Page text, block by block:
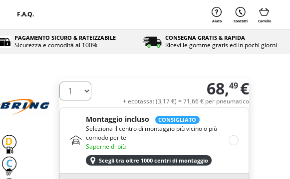
F.A.Q.
Aiuto Contatti Carrello
PAGAMENTO SICURO & RATEIZZABILE
Sicurezza e comodità al 100%
CONSEGNA GRATIS & RAPIDA
Ricevi le gomme gratis ed in pochi giorni
D
C
Quantità 68,49 €
+ ecotassa: (3,17€) = 71,66€ per pneumatico
Montaggio incluso CONSIGLIATO
Seleziona il centro di montaggio più vicino o più
comodo per te
Saperne di più
Scegli tra oltre 1000 centri di montaggio